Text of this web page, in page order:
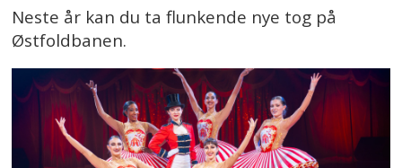
Neste år kan du ta flunkende nye tog på
Østfoldbanen.